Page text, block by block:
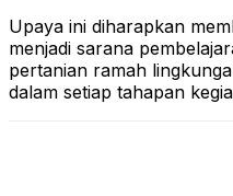
Upaya ini diharapkan
menjadi sarana
pertanian ramah
dalam setiap tahapan